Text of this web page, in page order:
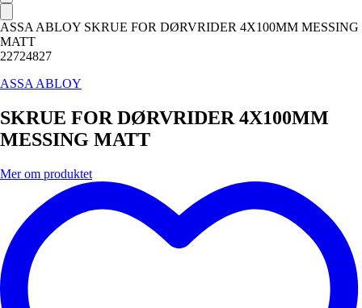
ASSA ABLOY SKRUE FOR DØRVRIDER 4X100MM MESSING
MATT
22724827
ASSA ABLOY
SKRUE FOR DØRVRIDER 4X100MM
MESSING MATT
Mer om produktet